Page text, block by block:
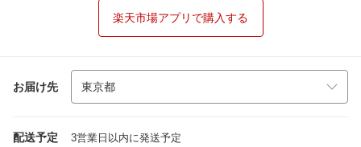
楽天市場アプリで購入する
お届け先
配送予定 3営業日以内に発送予定